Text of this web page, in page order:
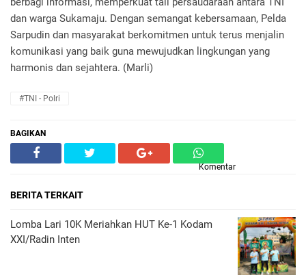
dan warga Sukamaju. Dengan semangat kebersamaan, Pelda
Sarpudin dan masyarakat berkomitmen untuk terus menjalin
komunikasi yang baik guna mewujudkan lingkungan yang
harmonis dan sejahtera. (Marli)
#TNI - Polri
BAGIKAN
Komentar
BERITA TERKAIT
Lomba Lari 10K Meriahkan HUT Ke-1 Kodam
XXI/Radin Inten